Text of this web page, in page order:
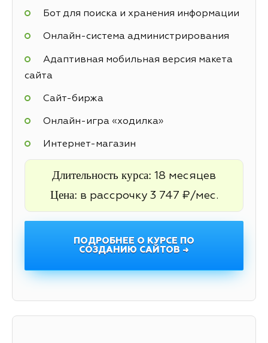
Бот для поиска и хранения информации
Онлайн-система администрирования
Адаптивная мобильная версия макета
сайта
Cайт-биржа
Онлайн-игра «ходилка»
Интернет-магазин
Длительность курса: 18 месяцев
Цена: в рассрочку 3 747 ₽/мес.
ПОДРОБНЕЕ О КУРСЕ ПО
СОЗДАНИЮ САЙТОВ →